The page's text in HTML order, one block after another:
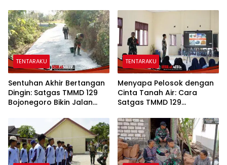
Rumah Belajar Nyaman
TENTARAKU
Sentuhan Akhir Bertangan
Dingin: Satgas TMMD 129
Bojonegoro Bikin Jalan
TENTARAKU
Menyapa Pelosok dengan
Cinta Tanah Air: Cara
Satgas TMMD 129
Pemimpin Masa Depan